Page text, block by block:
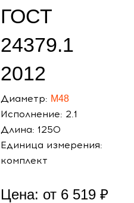
ГОСТ
24379.1
2012
Диаметр: М48
Исполнение: 2.1
Длина: 1250
Единица измерения:
комплект
Цена: от 6 519 ₽